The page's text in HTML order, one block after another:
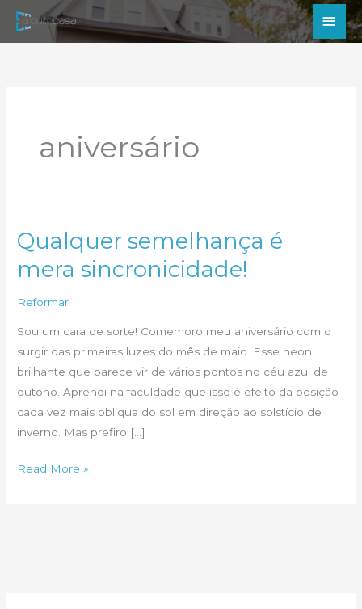
para
aniversário
Qualquer semelhança é
mera sincronicidade!
Reformar
Sou um cara de sorte! Comemoro meu aniversário com o
surgir das primeiras luzes do mês de maio. Esse neon
brilhante que parece vir de vários pontos no céu azul de
outono. Aprendi na faculdade que isso é efeito da posição
cada vez mais obliqua do sol em direção ao solstício de
inverno. Mas prefiro […]
Qualquer
Read More »